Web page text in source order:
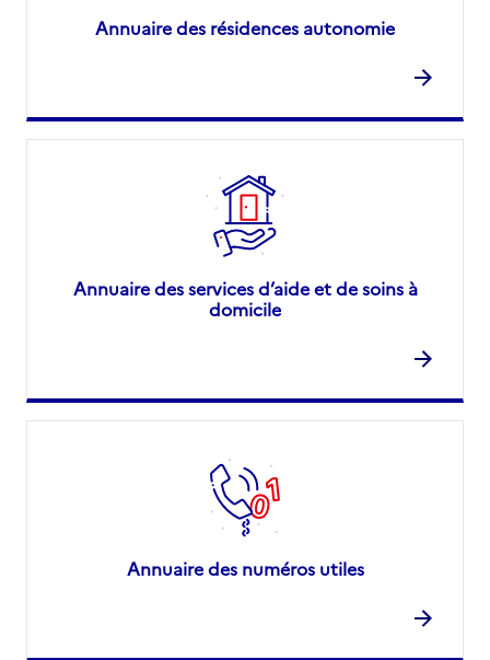
Annuaire des résidences autonomie
Annuaire des services d’aide et de soins à
domicile
Annuaire des numéros utiles